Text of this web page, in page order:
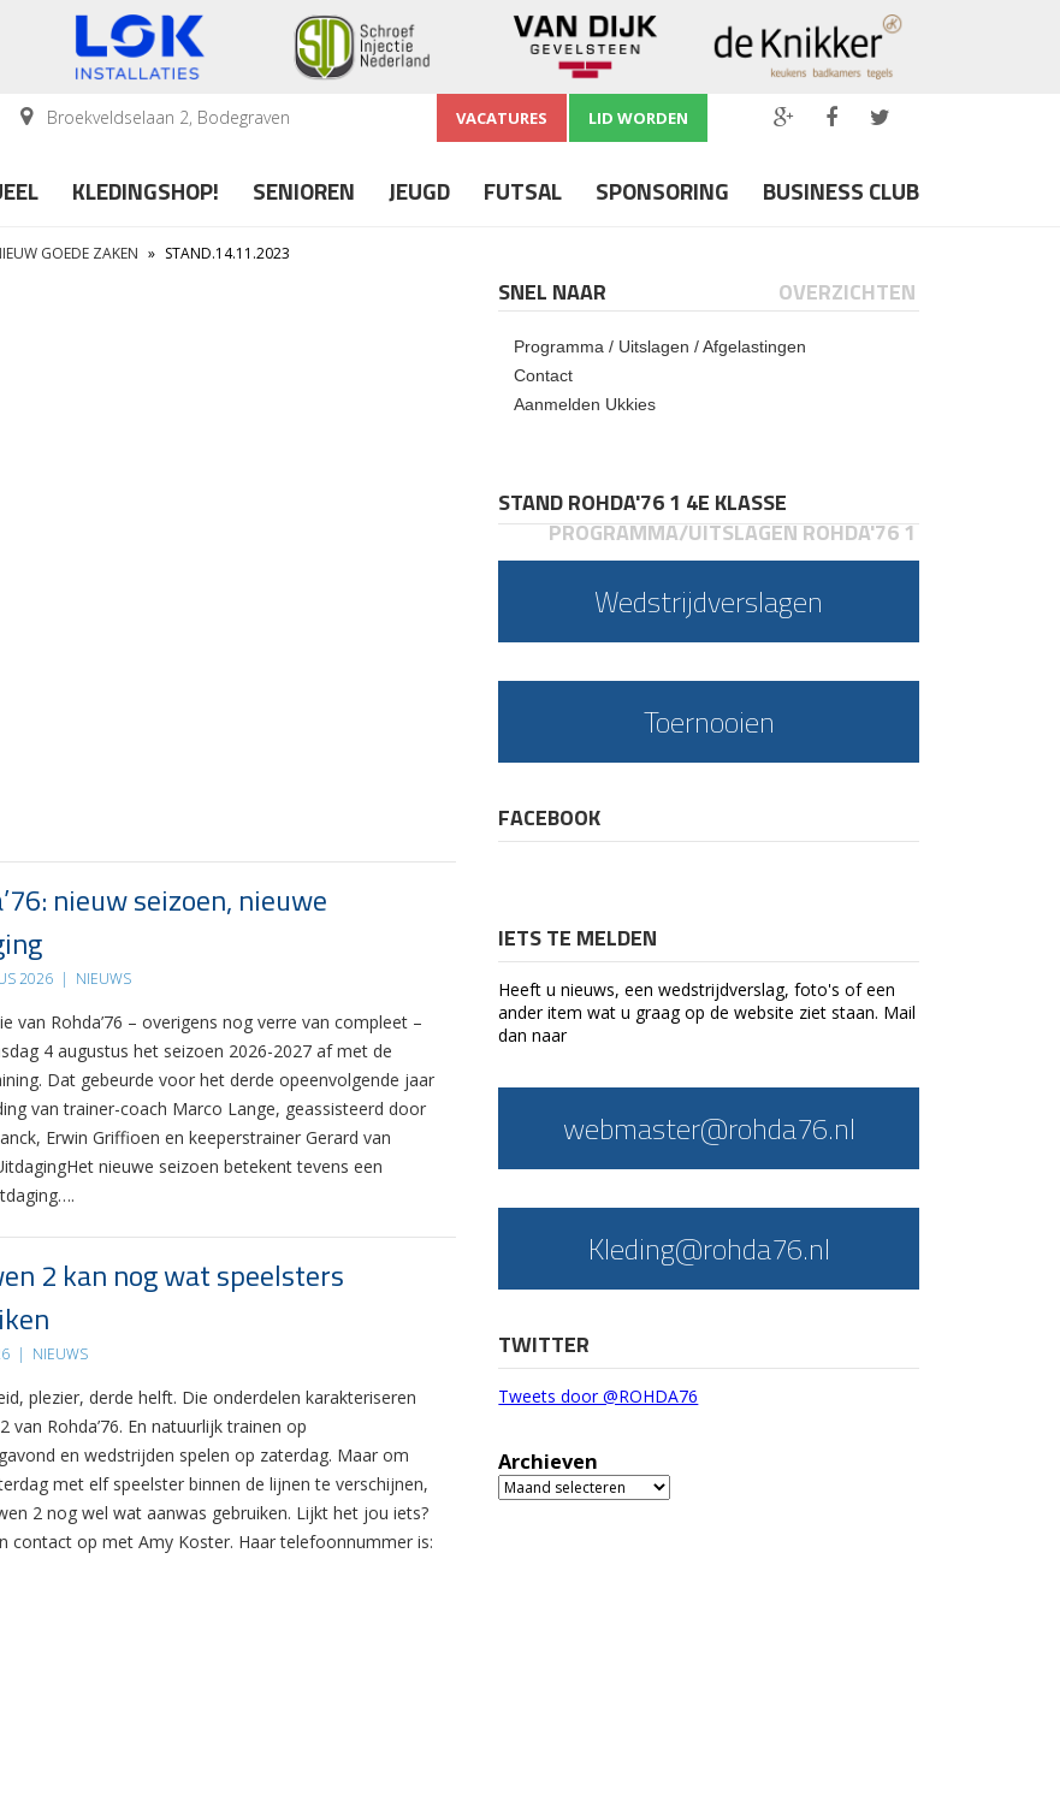
Broekveldselaan 2, Bodegraven VACATURES LID WORDEN
KLEDINGSHOP! SENIOREN JEUGD FUTSAL SPONSORING BUSINESS CLUB
GOEDE ZAKEN » STAND.14.11.2023
nieuw seizoen, nieuwe
2026 | NIEUWS
van Rohda’76 – overigens nog verre van compleet –
4 augustus het seizoen 2026-2027 af met de
Dat gebeurde voor het derde opeenvolgende jaar
van trainer-coach Marco Lange, geassisteerd door
Erwin Griffioen en keeperstrainer Gerard van
nieuwe seizoen betekent tevens een
2 kan nog wat speelsters
| NIEUWS
plezier, derde helft. Die onderdelen karakteriseren
van Rohda’76. En natuurlijk trainen op
en wedstrijden spelen op zaterdag. Maar om
met elf speelster binnen de lijnen te verschijnen,
2 nog wel wat aanwas gebruiken. Lijkt het jou iets?
contact op met Amy Koster. Haar telefoonnummer is:
SNEL NAAR OVERZICHTEN
Programma / Uitslagen / Afgelastingen
Contact
Aanmelden Ukkies
STAND ROHDA'76 1 4E KLASSE
PROGRAMMA/UITSLAGEN ROHDA'76 1
Wedstrijdverslagen
Toernooien
FACEBOOK
IETS TE MELDEN
Heeft u nieuws, een wedstrijdverslag, foto's of een
ander item wat u graag op de website ziet staan. Mail
dan naar
webmaster@rohda76.nl
Kleding@rohda76.nl
TWITTER
Tweets door @ROHDA76
Archieven
Archieven